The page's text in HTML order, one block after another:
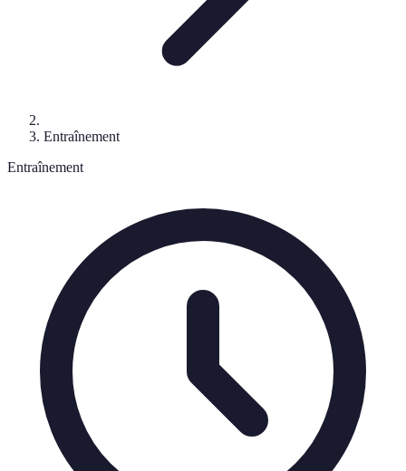
Entraînement
Entraînement